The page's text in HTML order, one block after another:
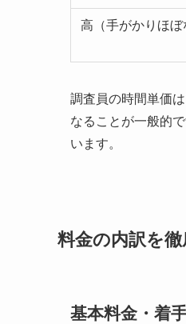
高（手がかりほぼ
調査員の時間単価
なることが一般的
います。
料金の内訳を
基本料金・着